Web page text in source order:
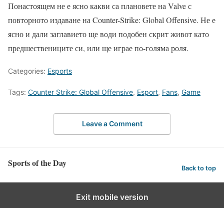
Понастоящем не е ясно какви са плановете на Valve с
повторното издаване на Counter-Strike: Global Offensive. Не е
ясно и дали заглавието ще води подобен скрит живот като
предшествениците си, или ще играе по-голяма роля.
Categories: Esports
Tags: Counter Strike: Global Offensive, Esport, Fans, Game
Leave a Comment
Sports of the Day Back to top
Exit mobile version